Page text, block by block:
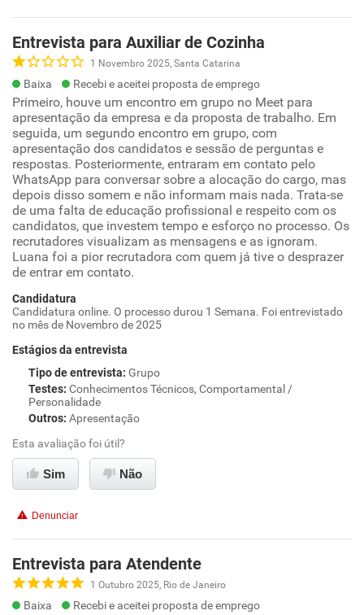
Entrevista para Auxiliar de Cozinha
1 Novembro 2025, Santa Catarina
Baixa Recebi e aceitei proposta de emprego
Primeiro, houve um encontro em grupo no Meet para
apresentação da empresa e da proposta de trabalho. Em
seguida, um segundo encontro em grupo, com
apresentação dos candidatos e sessão de perguntas e
respostas. Posteriormente, entraram em contato pelo
WhatsApp para conversar sobre a alocação do cargo, mas
depois disso somem e não informam mais nada. Trata-se
de uma falta de educação profissional e respeito com os
candidatos, que investem tempo e esforço no processo. Os
recrutadores visualizam as mensagens e as ignoram.
Luana foi a pior recrutadora com quem já tive o desprazer
de entrar em contato.
Candidatura
Candidatura online. O processo durou 1 Semana. Foi entrevistado
no mês de Novembro de 2025
Estágios da entrevista
Tipo de entrevista: Grupo
Testes: Conhecimentos Técnicos, Comportamental /
Personalidade
Outros: Apresentação
Esta avaliação foi útil?
Sim Não
Denunciar
Entrevista para Atendente
1 Outubro 2025, Rio de Janeiro
Baixa Recebi e aceitei proposta de emprego